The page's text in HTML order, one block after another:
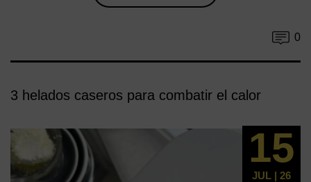
0
3 helados caseros para combatir el calor
15
JUL | 26